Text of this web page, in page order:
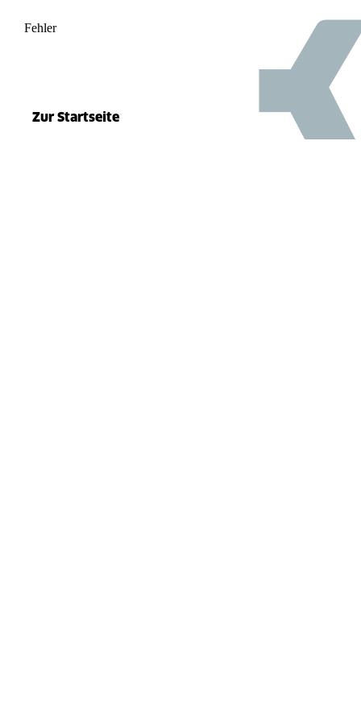
Fehler 500
Zur Startseite